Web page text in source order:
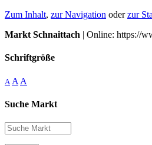
Zum Inhalt, zur Navigation oderzur
Markt Schnaittach | Online: https://
Schriftgröße
A A A
Suche Markt